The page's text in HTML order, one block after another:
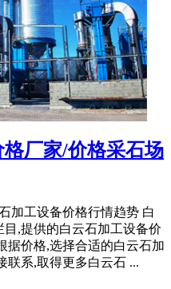
厂家/价格采石场
加工设备价格行情趋势 白
,提供的白云石加工设备价
据价格,选择合适的白云石加
联系,取得更多白云石 ...